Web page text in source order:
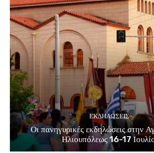
ΕΚΔΗΛΏΣΕΙΣ
Οι πανηγυρικές εκδηλώσεις στην
Ηλιουπόλεως 16-17